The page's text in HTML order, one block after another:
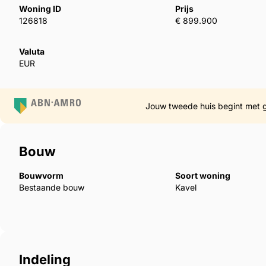
Enjoy first-class facilities, including two infinity
Additionally, to enhance your experience, we ‌also
the ‌needs ‌of ‌the ‌most ‌discerning ‌individuals.
Woning ID
126818
Prijs
€ 899.900
Valuta
EUR
Jouw tweede huis begint met
Bouw
Bouwvorm
Bestaande bouw
Soort woning
Kavel
Indeling